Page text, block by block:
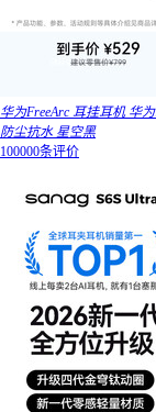
华为FreeArc 耳挂耳机 华
防尘抗水 星空黑
100000条评价